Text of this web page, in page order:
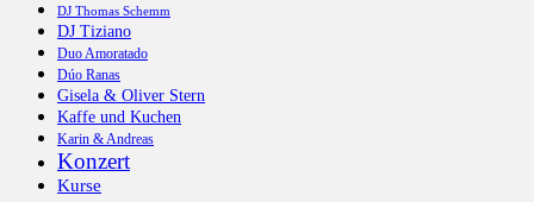
DJ Thomas Schemm
DJ Tiziano
Duo Amoratado
Dúo Ranas
Gisela & Oliver Stern
Kaffe und Kuchen
Karin & Andreas
Konzert
Kurse